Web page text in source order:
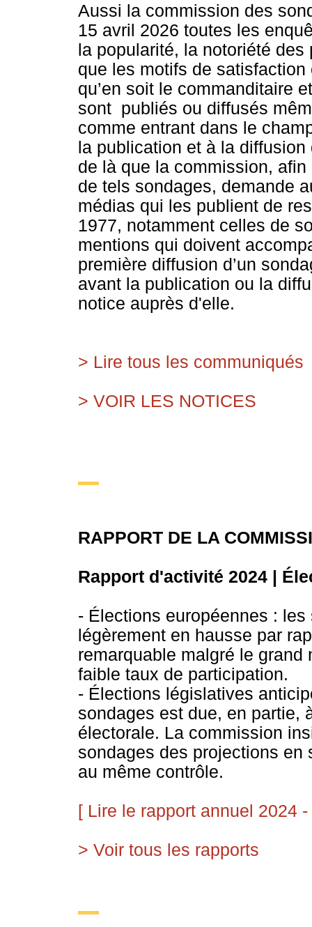
Aussi la commission des
15 avril 2026 toutes les
la popularité, la notoriété
que les motifs de
qu’en soit le commanditaire
sont publiés ou diffusés
comme entrant dans le
la publication et à la
de là que la commission,
de tels sondages, demande
médias qui les publient de
1977, notamment celles de
mentions qui doivent
première diffusion d’un
avant la publication ou la
notice auprès d'elle.
> Lire tous les communiqués
> VOIR LES NOTICES
RAPPORT DE LA
Rapport d'activité 2024 |
- Élections européennes :
légèrement en hausse par
remarquable malgré le
faible taux de participation.
- Élections législatives
sondages est due, en partie,
électorale. La commission
sondages des projections
au même contrôle.
[ Lire le rapport annuel 2024 -
> Voir tous les rapports